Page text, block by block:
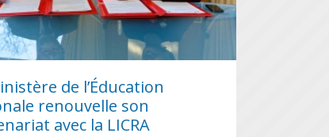
de l’Éducation
renouvelle son
avec la LICRA